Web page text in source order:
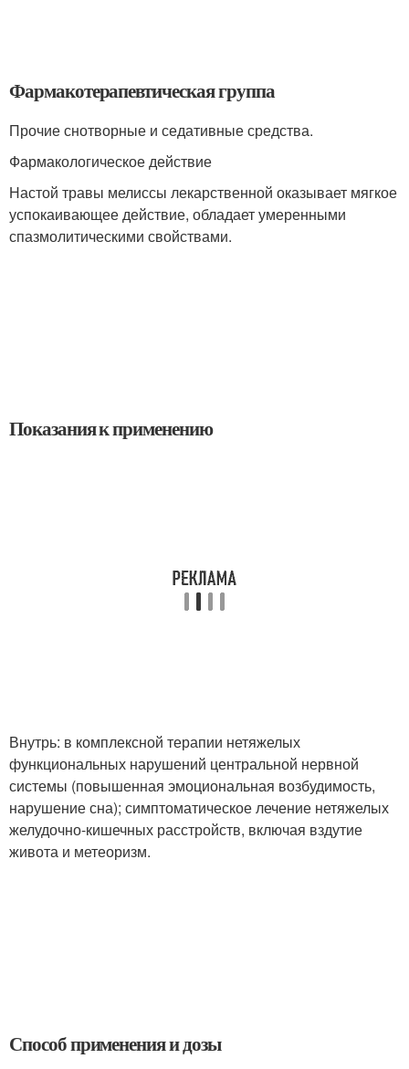
Фармакотерапевтическая группа
Прочие снотворные и седативные средства.
Фармакологическое действие
Настой травы мелиссы лекарственной оказывает мягкое
успокаивающее действие, обладает умеренными
спазмолитическими свойствами.
Показания к применению
Внутрь: в комплексной терапии нетяжелых
функциональных нарушений центральной нервной
системы (повышенная эмоциональная возбудимость,
нарушение сна); симптоматическое лечение нетяжелых
желудочно-кишечных расстройств, включая вздутие
живота и метеоризм.
Способ применения и дозы